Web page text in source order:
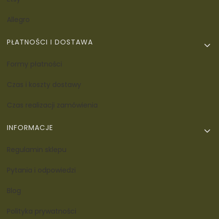
PŁATNOŚCI I DOSTAWA
INFORMACJE